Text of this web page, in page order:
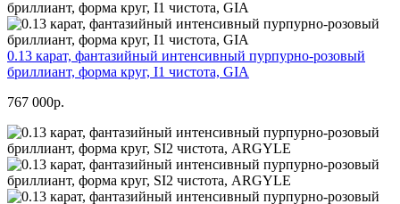
0.13 карат, фантазийный интенсивный пурпурно-розовый
бриллиант, форма круг, I1 чистота, GIA
767 000р.